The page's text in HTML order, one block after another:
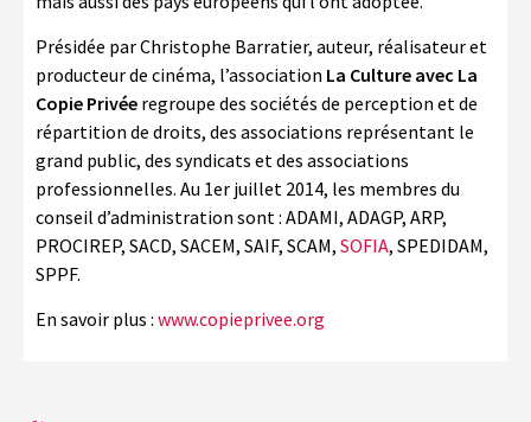
Présidée par Christophe Barratier, auteur, réalisateur et
producteur de cinéma, l’association La Culture avec La
Copie Privée regroupe des sociétés de perception et de
répartition de droits, des associations représentant le
grand public, des syndicats et des associations
professionnelles. Au 1er juillet 2014, les membres du
conseil d’administration sont : ADAMI, ADAGP, ARP,
PROCIREP, SACD, SACEM, SAIF, SCAM, SOFIA, SPEDIDAM,
SPPF.
En savoir plus : www.copieprivee.org